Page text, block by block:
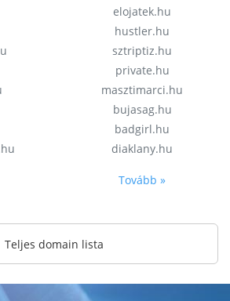
elojatek.hu
hustler.hu
sztriptiz.hu
private.hu
masztimarci.hu
bujasag.hu
badgirl.hu
diaklany.hu
Tovább »
Teljes domain lista